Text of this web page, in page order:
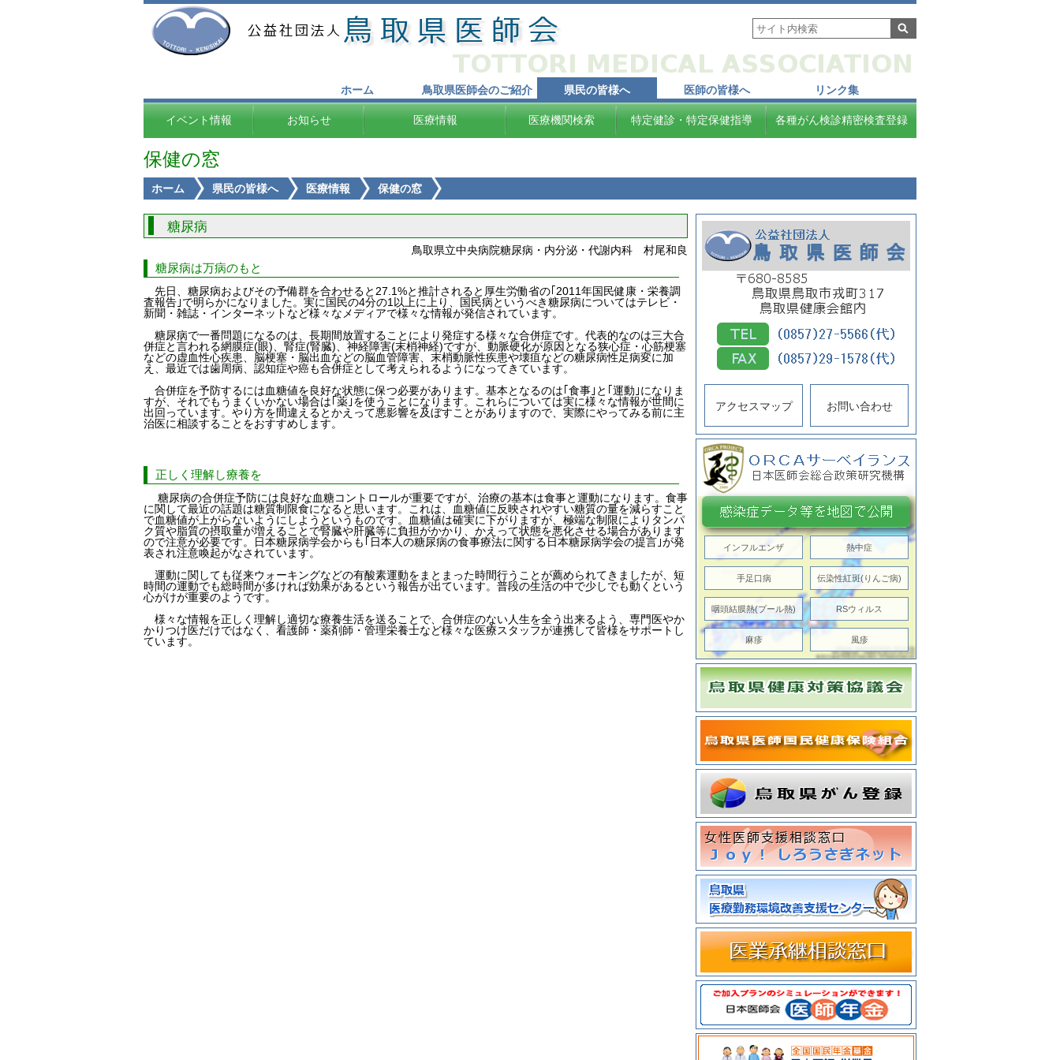
ホーム 鳥取県医師会のご紹介 県民の皆様へ 医師の皆様へ リンク集
イベント情報 お知らせ 医療情報 医療機関検索 特定健診・特定保健指導 各種がん検診精密検査登録
保健の窓
ホーム 県民の皆様へ 医療情報 保健の窓
糖尿病
鳥取県立中央病院糖尿病・内分泌・代謝内科 村尾和良
糖尿病は万病のもと
先日、糖尿病およびその予備群を合わせると27.1%と推計されると厚生労働省の｢2011年国民健康・栄養調
査報告｣で明らかになりました。実に国民の4分の1以上に上り、国民病というべき糖尿病についてはテレビ・
新聞・雑誌・インターネットなど様々なメディアで様々な情報が発信されています。
糖尿病で一番問題になるのは、長期間放置することにより発症する様々な合併症です。代表的なのは三大合
併症と言われる網膜症(眼)、腎症(腎臓)、神経障害(末梢神経)ですが、動脈硬化が原因となる狭心症・心筋梗塞
などの虚血性心疾患、脳梗塞・脳出血などの脳血管障害、末梢動脈性疾患や壊疽などの糖尿病性足病変に加
え、最近では歯周病、認知症や癌も合併症として考えられるようになってきています。
合併症を予防するには血糖値を良好な状態に保つ必要があります。基本となるのは｢食事｣と｢運動｣になりま
すが、それでもうまくいかない場合は｢薬｣を使うことになります。これらについては実に様々な情報が世間に
出回っています。やり方を間違えるとかえって悪影響を及ぼすことがありますので、実際にやってみる前に主
治医に相談することをおすすめします。
正しく理解し療養を
糖尿病の合併症予防には良好な血糖コントロールが重要ですが、治療の基本は食事と運動になります。食事
に関して最近の話題は糖質制限食になると思います。これは、血糖値に反映されやすい糖質の量を減らすこと
で血糖値が上がらないようにしようというものです。血糖値は確実に下がりますが、極端な制限によりタンパ
ク質や脂質の摂取量が増えることで腎臓や肝臓等に負担がかかり、かえって状態を悪化させる場合があります
ので注意が必要です。日本糖尿病学会からも｢日本人の糖尿病の食事療法に関する日本糖尿病学会の提言｣が発
表され注意喚起がなされています。
運動に関しても従来ウォーキングなどの有酸素運動をまとまった時間行うことが薦められてきましたが、短
時間の運動でも総時間が多ければ効果があるという報告が出ています。普段の生活の中で少しでも動くという
心がけが重要のようです。
様々な情報を正しく理解し適切な療養生活を送ることで、合併症のない人生を全う出来るよう、専門医やか
かりつけ医だけではなく、看護師・薬剤師・管理栄養士など様々な医療スタッフが連携して皆様をサポートし
ています。
アクセスマップ お問い合わせ
インフルエンザ 熱中症
手足口病 伝染性紅斑(りんご病)
咽頭結膜熱(プール熱) RSウィルス
麻疹 風疹